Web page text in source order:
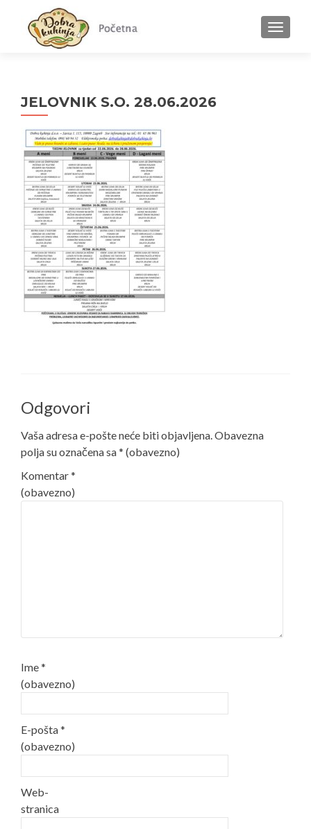
MENU
JELOVNIK S.O. 28.06.2026
Odgovori
Vaša adresa e-pošte neće biti objavljena.Obavezna
polja su označena sa* (obavezno)
Komentar*
(obavezno)
Ime*
(obavezno)
E-pošta*
(obavezno)
Web-
stranica